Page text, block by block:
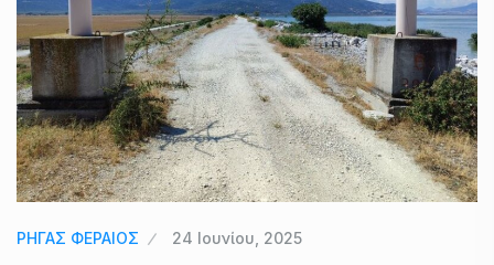
ΡΗΓΑΣ ΦΕΡΑΙΟΣ 24 Ιουνίου, 2025